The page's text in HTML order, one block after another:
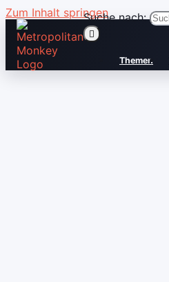
Zum Inhalt springenSuche nach:
Themen